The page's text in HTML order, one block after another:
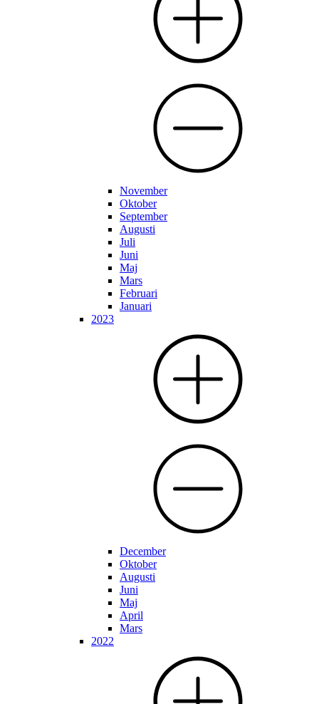
November
Oktober
September
Augusti
Juli
Juni
Maj
Mars
Februari
Januari
2023
December
Oktober
Augusti
Juni
Maj
April
Mars
2022